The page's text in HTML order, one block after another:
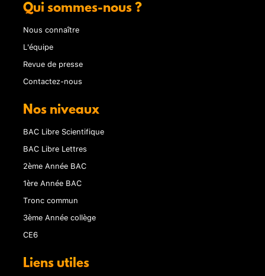
Qui sommes-nous ?
Nous connaître
L'équipe
Revue de presse
Contactez-nous
Nos niveaux
BAC Libre Scientifique
BAC Libre Lettres
2ème Année BAC
1ère Année BAC
Tronc commun
3ème Année collège
CE6
Liens utiles